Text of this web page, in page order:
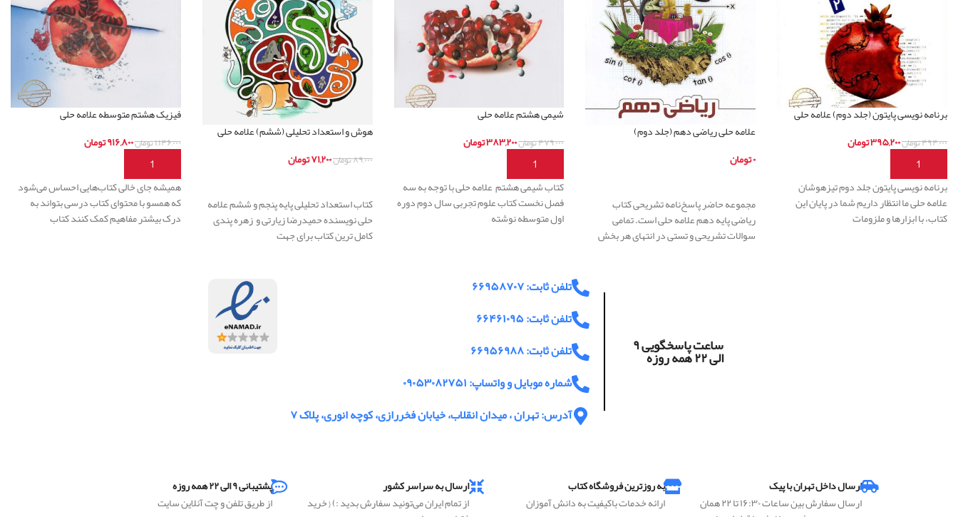
برنامه نویسی پایتون (جلد دوم) علامه حلی
۴۹۴,۰۰۰تومان۳۹۵,۲۰۰تومان
افزودن به سبد خرید
برنامه نویسی پایتون جلد دوم تیزهوشان
علامه حلی ما انتظار داریم شما در پایان این
کتاب، با ابزارها و ملزومات
علامه حلی ریاضی دهم (جلد دوم)
۰تومان
مجموعه حاضر پاسخ‌نامه تشریحی کتاب
ریاضی پایه دهم علامه حلی است. تمامی
سوالات تشریحی و تستی در انتهای هر بخش
شیمی هشتم علامه حلی
۴۷۹,۰۰۰تومان۳۸۳,۲۰۰تومان
افزودن به سبد خرید
کتاب شیمی هشتم علامه حلی با توجه به سه
فصل نخست کتاب علوم تجربی سال دوم دوره
اول متوسطه نوشته
هوش و استعداد تحلیلی (ششم) علامه حلی
۸۹,۰۰۰تومان۷۱,۲۰۰تومان
کتاب استعداد تحلیلی پایه پنجم و ششم علامه
حلی نویسنده حمیدرضا زیارتی و زهره پندی
کامل ترین کتاب برای جهت
فیزیک هشتم متوسطه علامه حلی
۱,۱۴۶,۰۰۰تومان۹۱۶,۸۰۰تومان
افزودن به سبد خرید
همیشه جای خالی کتاب‌هایی احساس می‌شود
که همسو با محتوای کتاب درسی بتواند به
درک بیشتر مفاهیم کمک کنند کتاب
ساعت پاسخگویی ۹ الی ۲۲ همه روزه
تلفن ثابت: ۶۶۹۵۸۷۰۷
تلفن ثابت: ۶۶۴۶۱۰۹۵
تلفن ثابت: ۶۶۹۵۶۹۸۸
شماره موبایل و واتساپ: ۰۹۰۵۳۰۸۲۷۵۱
آدرس: تهران ، میدان انقلاب، خیابان فخررازی، کوچه انوری، پلاک ۷
ارسال داخل تهران با پیک
ارسال سفارش بین ساعات ۱۶:۳۰ تا ۲۲ همان
به روزترین فروشگاه کتاب
ارائه خدمات باکیفیت به دانش آموزان
ارسال به سراسر کشور
از تمام ایران می‌تونید سفارش بدید :) { خرید
پشتیبانی ۹ الی ۲۲ همه روزه
از طریق تلفن و چت آنلاین سایت